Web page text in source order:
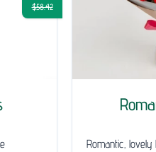
$58.42
Romantic, lovely